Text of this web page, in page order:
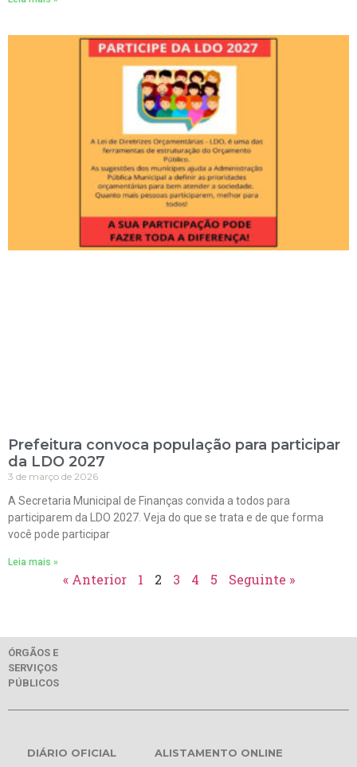
Prefeitura convoca população para participar
da LDO 2027
3 de março de 2026
A Secretaria Municipal de Finanças convida a todos para
participarem da LDO 2027. Veja do que se trata e de que forma
você pode participar
Leia mais »
« Anterior 1 2 3 4 5 Seguinte »
ÓRGÃOS E
SERVIÇOS
PÚBLICOS
DIÁRIO OFICIAL ALISTAMENTO ONLINE